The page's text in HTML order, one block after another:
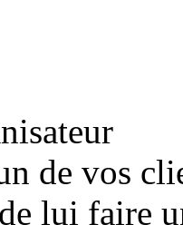
de vos
lui faire